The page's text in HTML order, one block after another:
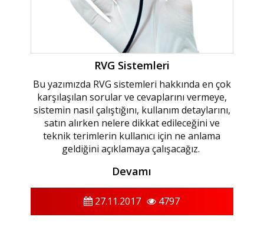
RVG Sistemleri
Bu yazımızda RVG sistemleri hakkında en çok
karşılaşılan sorular ve cevaplarını vermeye,
sistemin nasıl çalıştığını, kullanım detaylarını,
satın alırken nelere dikkat edileceğini ve
teknik terimlerin kullanıcı için ne anlama
geldiğini açıklamaya çalışacağız.
Devamı
27.11.2017 4797